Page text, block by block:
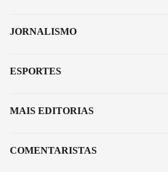
JORNALISMO
ESPORTES
MAIS EDITORIAS
COMENTARISTAS